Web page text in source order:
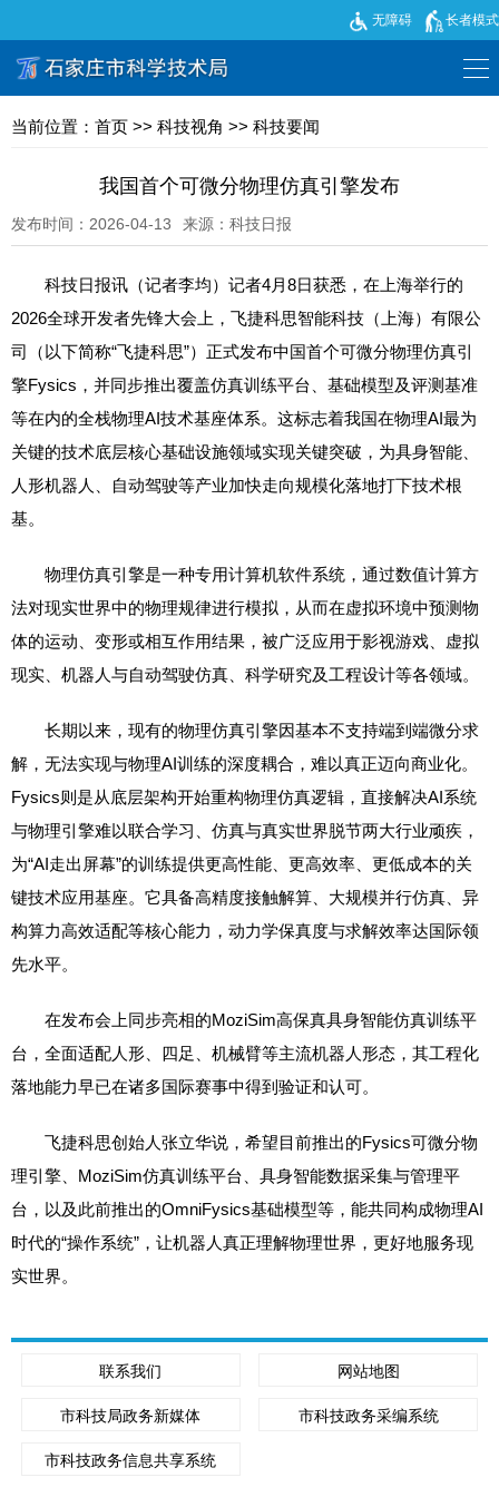
无障碍 长者模式
当前位置： 首页 >> 科技视角 >> 科技要闻
我国首个可微分物理仿真引擎发布
发布时间：2026-04-13 来源：科技日报
科技日报讯（记者李均）记者4月8日获悉，在上海举行的
2026全球开发者先锋大会上，飞捷科思智能科技（上海）有限公
司（以下简称“飞捷科思”）正式发布中国首个可微分物理仿真引
擎Fysics，并同步推出覆盖仿真训练平台、基础模型及评测基准
等在内的全栈物理AI技术基座体系。这标志着我国在物理AI最为
关键的技术底层核心基础设施领域实现关键突破，为具身智能、
人形机器人、自动驾驶等产业加快走向规模化落地打下技术根
基。
物理仿真引擎是一种专用计算机软件系统，通过数值计算方
法对现实世界中的物理规律进行模拟，从而在虚拟环境中预测物
体的运动、变形或相互作用结果，被广泛应用于影视游戏、虚拟
现实、机器人与自动驾驶仿真、科学研究及工程设计等各领域。
长期以来，现有的物理仿真引擎因基本不支持端到端微分求
解，无法实现与物理AI训练的深度耦合，难以真正迈向商业化。
Fysics则是从底层架构开始重构物理仿真逻辑，直接解决AI系统
与物理引擎难以联合学习、仿真与真实世界脱节两大行业顽疾，
为“AI走出屏幕”的训练提供更高性能、更高效率、更低成本的关
键技术应用基座。它具备高精度接触解算、大规模并行仿真、异
构算力高效适配等核心能力，动力学保真度与求解效率达国际领
先水平。
在发布会上同步亮相的MoziSim高保真具身智能仿真训练平
台，全面适配人形、四足、机械臂等主流机器人形态，其工程化
落地能力早已在诸多国际赛事中得到验证和认可。
飞捷科思创始人张立华说，希望目前推出的Fysics可微分物
理引擎、MoziSim仿真训练平台、具身智能数据采集与管理平
台，以及此前推出的OmniFysics基础模型等，能共同构成物理AI
时代的“操作系统”，让机器人真正理解物理世界，更好地服务现
实世界。